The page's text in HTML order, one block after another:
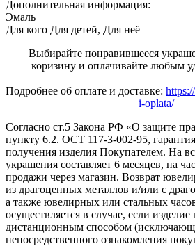
Дополнительная информация:
Эмаль
Для кого Для детей, Для неё
Выбирайте понравившееся
коризину и оплачивайте любым
Подробнее об оплате и доставке:
i-oplata/
Согласно ст.5 Закона РФ «О защите
пункту 6.2. ОСТ 117-3-002-95,
получения изделия Покупателем. На
украшения составляет 6 месяцев, на
продажи через магазин. Возврат
из драгоценных металлов и/или с
а также ювелирных или стальных
осуществляется в случае, если
дистанционным способом
непосредственного ознакомления